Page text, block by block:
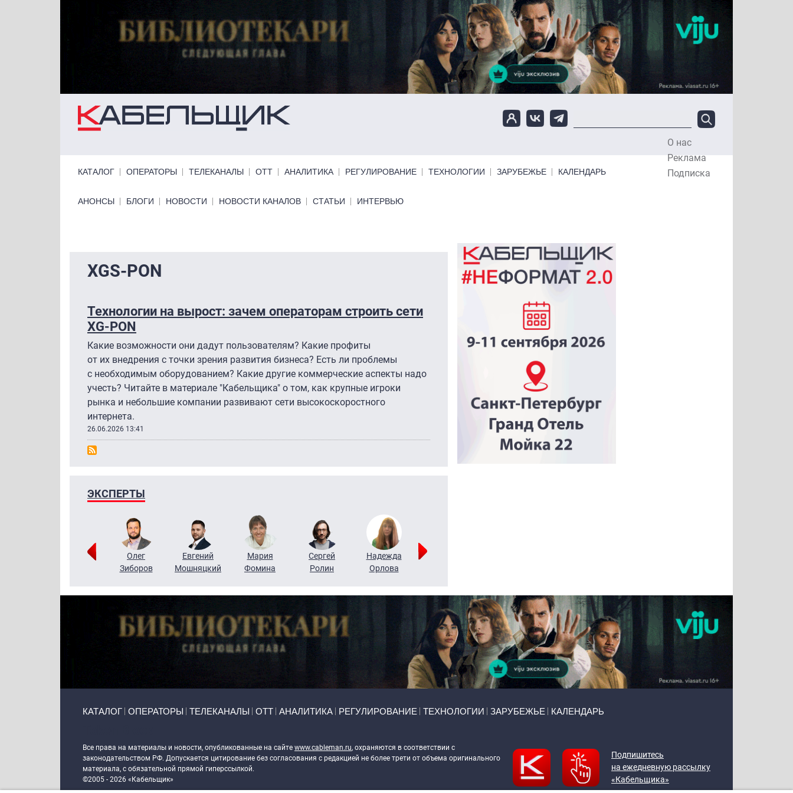
О нас
Реклама
Подписка
КАТАЛОГ ОПЕРАТОРЫ ТЕЛЕКАНАЛЫ ОТТ АНАЛИТИКА РЕГУЛИРОВАНИЕ ТЕХНОЛОГИИ ЗАРУБЕЖЬЕ КАЛЕНДАРЬ
Primary links bottom
АНОНСЫ БЛОГИ НОВОСТИ НОВОСТИ КАНАЛОВ СТАТЬИ ИНТЕРВЬЮ
XGS-PON
Технологии на вырост: зачем операторам строить сети
XG-PON
Какие возможности они дадут пользователям? Какие профиты
от их внедрения с точки зрения развития бизнеса? Есть ли проблемы
с необходимым оборудованием? Какие другие коммерческие аспекты надо
учесть? Читайте в материале "Кабельщика" о том, как крупные игроки
рынка и небольшие компании развивают сети высокоскоростного
интернета.
26.06.2026 13:41
ЭКСПЕРТЫ
Григорий
Олег
Зиборов
Евгений
Мошняцкий
Мария
Фомина
Сергей
Ролин
Надежда
Орлова
КАТАЛОГ ОПЕРАТОРЫ ТЕЛЕКАНАЛЫ ОТТ АНАЛИТИКА РЕГУЛИРОВАНИЕ ТЕХНОЛОГИИ ЗАРУБЕЖЬЕ КАЛЕНДАРЬ
Все права на материалы и новости, опубликованные на сайте www.cableman.ru, охраняются в соответствии с
законодательством РФ. Допускается цитирование без согласования с редакцией не более трети от объема оригинального
материала, с обязательной прямой гиперссылкой.
©2005 - 2026 «Кабельщик»
Подпишитесь
на ежедневную рассылку
«Кабельщика»